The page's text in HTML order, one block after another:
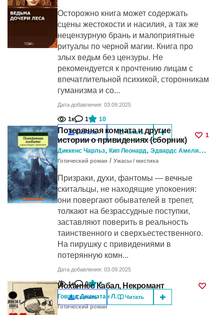
Осторожно книга может содержать
сцены жестокости и насилия, а так же
нецензурную брань и малоприятные
ритуалы по черной магии. Книга про
злых ведьм без цензуры. Не
рекомендуется к прочтению лицам с
впечатлительной психикой, сторонникам
гуманизма и со...
Дата добавления: 03.09.2025
1к 1 10
Скачать Читать
Потерянная комната и другие
истории о привидениях (сборник)
1
Диккенс Чарльз, Кип Леонард, Эдвардс Амелия Б.
Готический роман / Ужасы / мистика
Призраки, духи, фантомы — вечные
скитальцы, не находящие упокоения:
они повергают обывателей в трепет,
толкают на безрассудные поступки,
заставляют поверить в реальность
таинственного и сверхъестественного.
На пирушку с привидениями в
потерянную комн...
Дата добавления: 03.09.2025
1к 0 0
Скачать Читать
Йоханнес Кабал, Некромант
Говард Джонатан Л.
Готический роман